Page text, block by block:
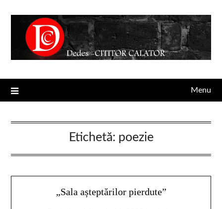
Menu
Etichetă: poezie
„Sala așteptărilor pierdute”